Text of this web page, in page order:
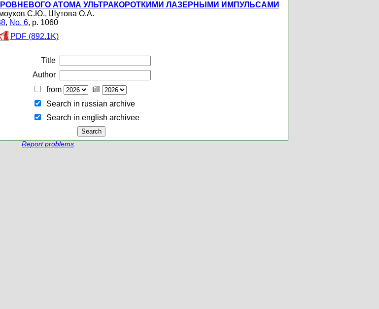
АТОМА УЛЬТРАКОРОТКИМИ ЛАЗЕРНЫМИ ИМПУЛЬСАМИ
С.Ю., Шутова О.А.
, No. 6, p. 1060
PDF (892.1K)
Title
Author
from
till
Search in russian archive
Search in english archiveе
Report problems